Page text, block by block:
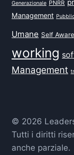
Generazionale PNRR
Management
Umane Self
working
Management
© 2026
Tutti i diritti
anche parziale.